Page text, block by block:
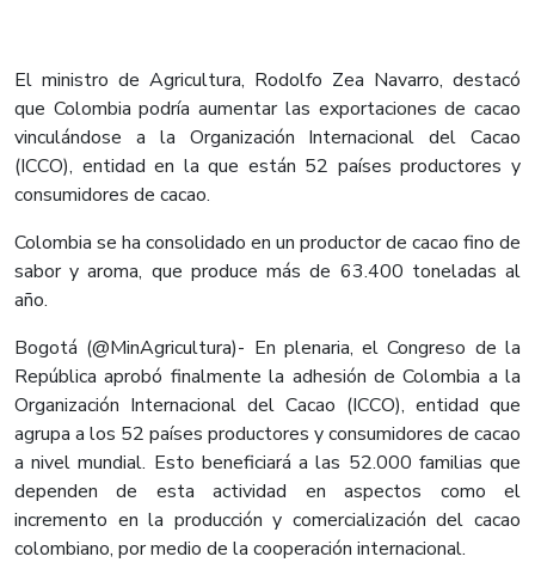
El ministro de Agricultura, Rodolfo Zea Navarro, destacó
que Colombia podría aumentar las exportaciones de cacao
vinculándose a la Organización Internacional del Cacao
(ICCO), entidad en la que están 52 países productores y
consumidores de cacao.
Colombia se ha consolidado en un productor de cacao fino de
sabor y aroma, que produce más de 63.400 toneladas al
año.
Bogotá (@MinAgricultura)- En plenaria, el Congreso de la
República aprobó finalmente la adhesión de Colombia a la
Organización Internacional del Cacao (ICCO), entidad que
agrupa a los 52 países productores y consumidores de cacao
a nivel mundial. Esto beneficiará a las 52.000 familias que
dependen de esta actividad en aspectos como el
incremento en la producción y comercialización del cacao
colombiano, por medio de la cooperación internacional.